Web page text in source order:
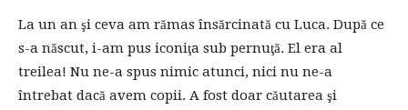
La un an şi ceva am rămas însărcinată cu Luca. După ce
s-a născut, i-am pus iconiţa sub pernuţă. El era al
treilea! Nu ne-a spus nimic atunci, nici nu ne-a
întrebat dacă avem copii. A fost doar căutarea şi